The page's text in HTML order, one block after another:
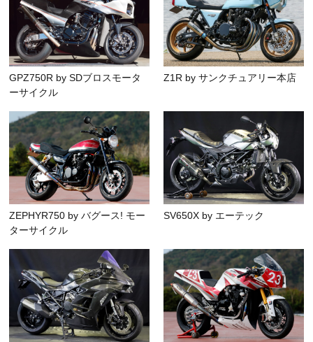
GPZ750R by SDブロスモータ
ーサイクル
Z1R by サンクチュアリー本店
ZEPHYR750 by バグース! モー
ターサイクル
SV650X by エーテック